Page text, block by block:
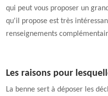
qui peut vous proposer un
qu'il propose est très
renseignements
Les raisons pour
La benne sert à déposer les